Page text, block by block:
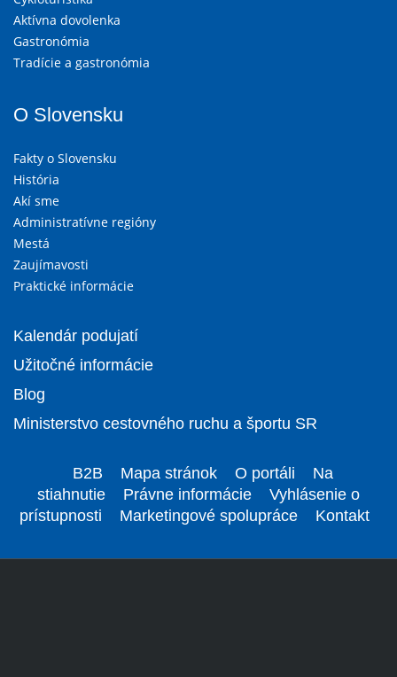
Aktívna dovolenka
Gastronómia
Tradície a gastronómia
O Slovensku
Fakty o Slovensku
História
Akí sme
Administratívne regióny
Mestá
Zaujímavosti
Praktické informácie
Kalendár podujatí
Užitočné informácie
Blog
Ministerstvo cestovného ruchu a športu SR
B2B Mapa stránok O portáli
Na
stiahnutie
Právne informácie
Vyhlásenie o
prístupnosti
Marketingové spolupráce Kontakt